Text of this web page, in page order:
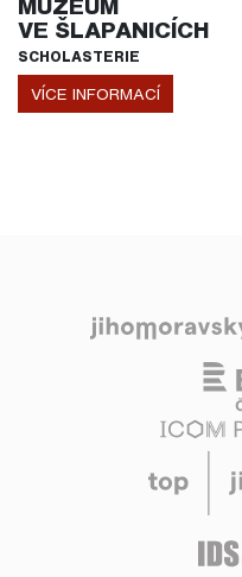
VE ŠLAPANICÍCH
SCHOLASTERIE
VÍCE INFORMACÍ